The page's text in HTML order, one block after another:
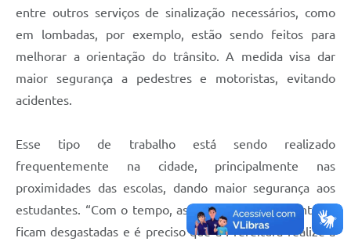
entre outros serviços de sinalização necessários, como
em lombadas, por exemplo, estão sendo feitos para
melhorar a orientação do trânsito. A medida visa dar
maior segurança a pedestres e motoristas, evitando
acidentes.
Esse tipo de trabalho está sendo realizado
frequentemente na cidade, principalmente nas
proximidades das escolas, dando maior segurança aos
estudantes. “Com o tempo, as sinalizações e as pinturas
ficam desgastadas e é preciso que a Prefeitura realize a